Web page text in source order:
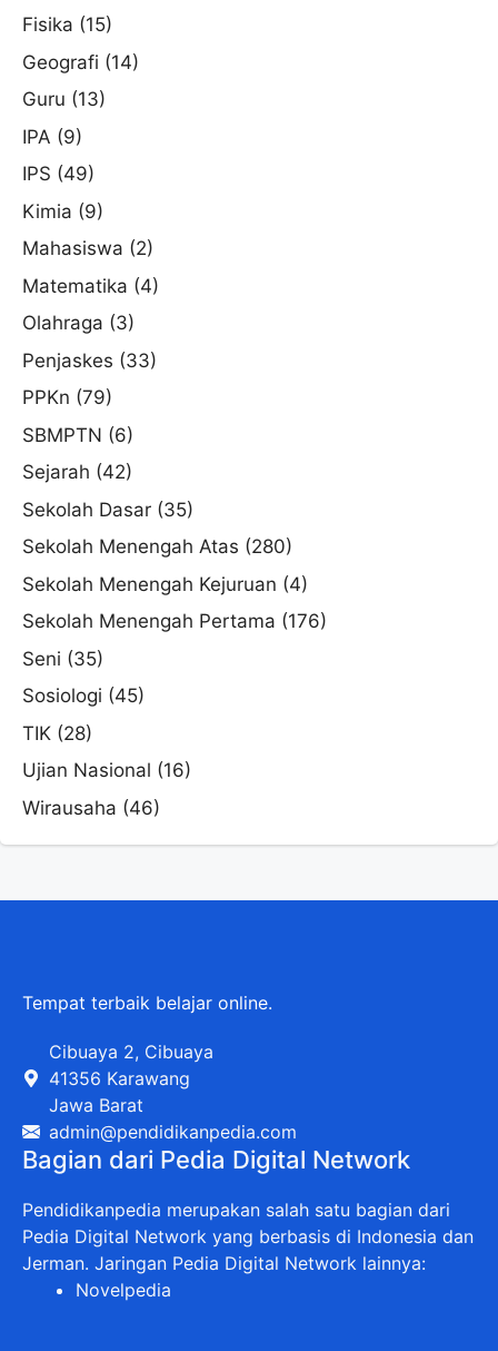
Fisika (15)
Geografi (14)
Guru (13)
IPA (9)
IPS (49)
Kimia (9)
Mahasiswa (2)
Matematika (4)
Olahraga (3)
Penjaskes (33)
PPKn (79)
SBMPTN (6)
Sejarah (42)
Sekolah Dasar (35)
Sekolah Menengah Atas (280)
Sekolah Menengah Kejuruan (4)
Sekolah Menengah Pertama (176)
Seni (35)
Sosiologi (45)
TIK (28)
Ujian Nasional (16)
Wirausaha (46)
Tempat terbaik belajar online.
Cibuaya 2, Cibuaya
41356 Karawang
Jawa Barat
admin@pendidikanpedia.com
Bagian dari Pedia Digital Network
Pendidikanpedia merupakan salah satu bagian dari
Pedia Digital Network yang berbasis di Indonesia dan
Jerman. Jaringan Pedia Digital Network lainnya:
Novelpedia